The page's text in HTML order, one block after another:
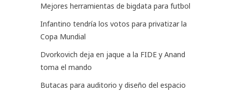
Mejores herramientas de bigdata para futbol
Infantino tendría los votos para privatizar la
Copa Mundial
Dvorkovich deja en jaque a la FIDE y Anand
toma el mando
Butacas para auditorio y diseño del espacio